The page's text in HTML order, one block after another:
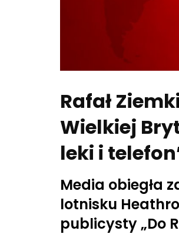
Rafał
Wielkiej
leki i
Media obiegła
lotnisku
publicysty „Do